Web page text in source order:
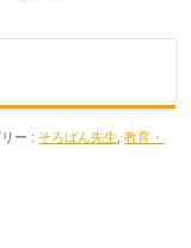
ー : そろばん先生 ,教育・